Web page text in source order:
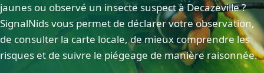
jaunes ou observé un insecte suspect à Decazeville ?
SignalNids vous permet de déclarer votre observation,
de consulter la carte locale, de mieux comprendre les
risques et de suivre le piégeage de manière raisonnée.